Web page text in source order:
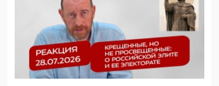
09:43, 01 Июня 2026
5G за счет здоровья граждан: Минцифры намерено
отобрать у регионов и муниципалитетов право
защищать жилые дома и социальные объекты от
05:58, 26 Мая 2026
Роскомнадзор освободили от борца с
деструктивным и опасным контентом